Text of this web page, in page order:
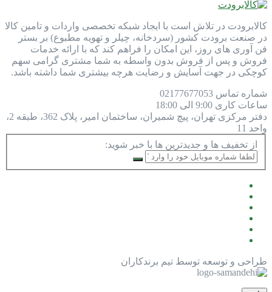
کالابرودت در تلاش است با ایجاد شبکه تخصصی واردات و تامین کالا
در صنعت برودت کشور (سردخانه، چیلر و تهویه مطبوع) بر بستر
فن آوری های روز، این امکان را فراهم کند که با ارائه خدمات
فروش و پس از فروش بدون واسطه به شما مشتری گرامی سهم
کوچکی در جهت آسایش و رضایت هرچه بیشتری شما داشته باشد.
شماره تماس 021 77677053
ساعات کاری 9:00 الی 18:00
دفتر مرکزی
تهران، پیچ شمیران، ساختمان امیر، پلاک 362، طبقه 2،
واحد 11
از تخفیف ها و جدیدترین ها با خبر شوید:
طراحی و توسعه توسط تیم برندکاران